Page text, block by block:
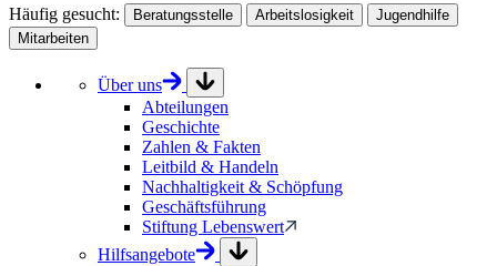
Häufig gesucht: Beratungsstelle Arbeitslosigkeit
Jugendhilfe
Mitarbeiten
Über uns
Abteilungen
Geschichte
Zahlen & Fakten
Leitbild & Handeln
Nachhaltigkeit & Schöpfung
Geschäftsführung
Stiftung Lebenswert
Hilfsangebote